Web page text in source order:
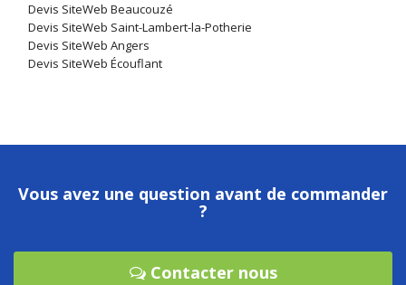
Devis SiteWeb Beaucouzé
Devis SiteWeb Saint-Lambert-la-Potherie
Devis SiteWeb Angers
Devis SiteWeb Écouflant
Vous avez une question avant de commander
?
Contacter nous